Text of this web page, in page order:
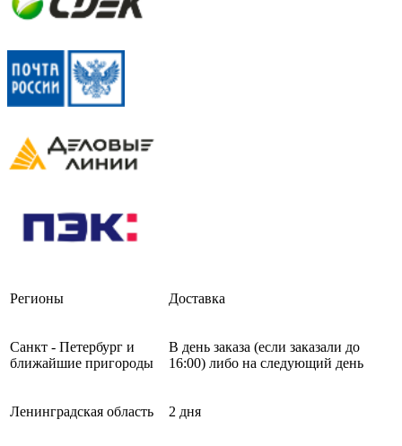
Регионы Доставка
Санкт - Петербург и
ближайшие пригороды
В день заказа (если заказали до
16:00) либо на следующий день
Ленинградская область 2 дня